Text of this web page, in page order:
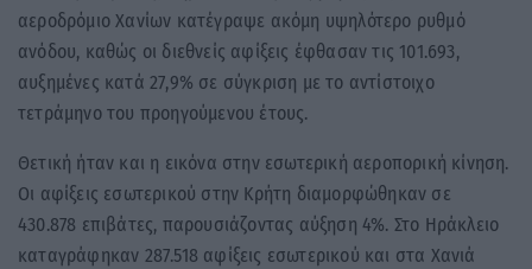
αεροδρόμιο Χανίων κατέγραψε ακόμη υψηλότερο ρυθμό
ανόδου, καθώς οι διεθνείς αφίξεις έφθασαν τις 101.693,
αυξημένες κατά 27,9% σε σύγκριση με το αντίστοιχο
τετράμηνο του προηγούμενου έτους.
Θετική ήταν και η εικόνα στην εσωτερική αεροπορική κίνηση.
Οι αφίξεις εσωτερικού στην Κρήτη διαμορφώθηκαν σε
430.878 επιβάτες, παρουσιάζοντας αύξηση 4%. Στο Ηράκλειο
καταγράφηκαν 287.518 αφίξεις εσωτερικού και στα Χανιά